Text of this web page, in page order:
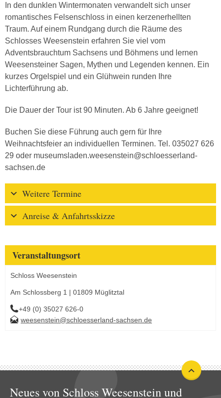
In den dunklen Wintermonaten verwandelt sich unser
romantisches Felsenschloss in einen kerzenerhellten
Traum. Auf einem Rundgang durch die Räume des
Schlosses Weesenstein erfahren Sie viel vom
Adventsbrauchtum Sachsens und Böhmens und lernen
Weesensteiner Sagen, Mythen und Legenden kennen. Ein
kurzes Orgelspiel und ein Glühwein runden Ihre
Lichterführung ab.
Die Dauer der Tour ist 90 Minuten. Ab 6 Jahre geeignet!
Buchen Sie diese Führung auch gern für Ihre
Weihnachtsfeier an individuellen Terminen. Tel. 035027 626
29 oder museumsladen.weesenstein@schloesserland-
sachsen.de
Weitere Termine
Anreise & Anfahrtsskizze
Veranstaltungsort
Schloss Weesenstein
Am Schlossberg 1 | 01809 Müglitztal
+49 (0) 35027 626-0
weesenstein@schloesserland-sachsen.de
Neues von Schloss Weesenstein und